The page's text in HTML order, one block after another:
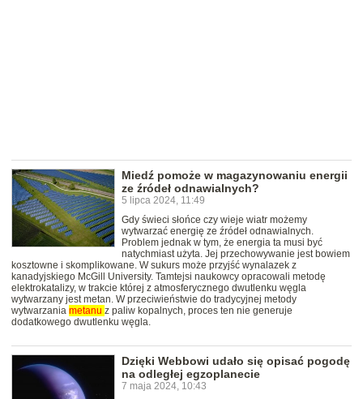
Miedź pomoże w magazynowaniu energii
ze źródeł odnawialnych?
5 lipca 2024, 11:49
Gdy świeci słońce czy wieje wiatr możemy
wytwarzać energię ze źródeł odnawialnych.
Problem jednak w tym, że energia ta musi być
natychmiast użyta. Jej przechowywanie jest bowiem
kosztowne i skomplikowane. W sukurs może przyjść wynalazek z
kanadyjskiego McGill University. Tamtejsi naukowcy opracowali metodę
elektrokatalizy, w trakcie której z atmosferycznego dwutlenku węgla
wytwarzany jest metan. W przeciwieństwie do tradycyjnej metody
wytwarzania metanu z paliw kopalnych, proces ten nie generuje
dodatkowego dwutlenku węgla.
Dzięki Webbowi udało się opisać pogodę
na odległej egzoplanecie
7 maja 2024, 10:43